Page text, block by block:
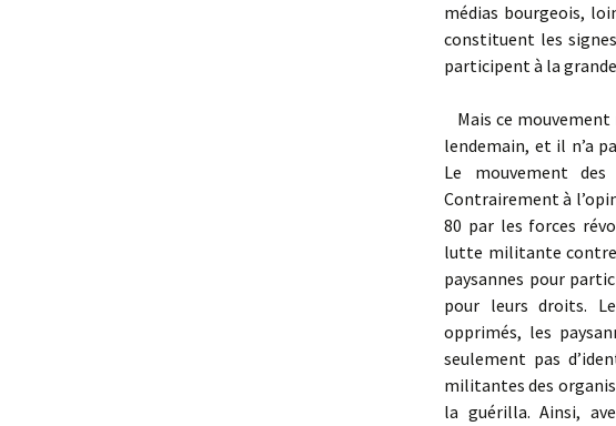
médias bourgeois,
constituent les
participent à la
Mais ce
lendemain, et il n’a
Le mouvement
Contrairement à
80 par les forces
lutte militante contre
paysannes pour
pour leurs droits.
opprimés, les
seulement pas
militantes des
la guérilla. Ainsi,